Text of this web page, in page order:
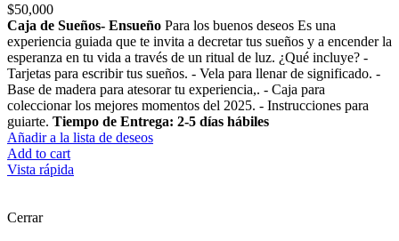
$50,000
Caja de Sueños- Ensueño Para los buenos deseos Es una
experiencia guiada que te invita a decretar tus sueños y a encender la
esperanza en tu vida a través de un ritual de luz. ¿Qué incluye? -
Tarjetas para escribir tus sueños. - Vela para llenar de significado. -
Base de madera para atesorar tu experiencia,. - Caja para
coleccionar los mejores momentos del 2025. - Instrucciones para
guiarte. Tiempo de Entrega: 2-5 días hábiles
Añadir a la lista de deseos
Add to cart
Vista rápida
Cerrar